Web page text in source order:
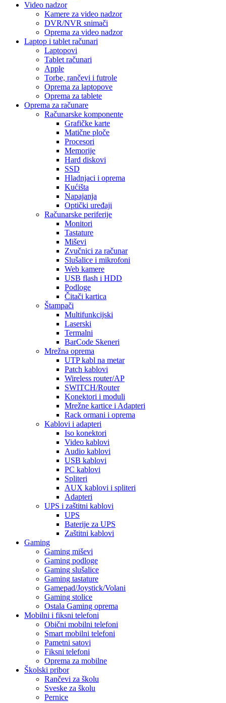
Video nadzor
Kamere za video nadzor
DVR/NVR snimači
Oprema za video nadzor
Laptop i tablet računari
Laptopovi
Tablet računari
Apple
Torbe, rančevi i futrole
Oprema za laptopove
Oprema za tablete
Oprema za računare
Računarske komponente
Grafičke karte
Matične ploče
Procesori
Memorije
Hard diskovi
SSD
Hladnjaci i oprema
Kućišta
Napajanja
Optički uređaji
Računarske periferije
Monitori
Tastature
Miševi
Zvučnici za računar
Slušalice i mikrofoni
Web kamere
USB flash i HDD
Podloge
Čitači kartica
Štampači
Multifunkcijski
Laserski
Termalni
BarCode Skeneri
Mrežna oprema
UTP kabl na metar
Patch kablovi
Wireless router/AP
SWITCH/Router
Konektori i moduli
Mrežne kartice i Adapteri
Rack ormani i oprema
Kablovi i adapteri
Iso konektori
Video kablovi
Audio kablovi
USB kablovi
PC kablovi
Spliteri
AUX kablovi i spliteri
Adapteri
UPS i zaštitni kablovi
UPS
Baterije za UPS
Zaštitni kablovi
Gaming
Gaming miševi
Gaming podloge
Gaming slušalice
Gaming tastature
Gamepad/Joystick/Volani
Gaming stolice
Ostala Gaming oprema
Mobilni i fiksni telefoni
Obični mobilni telefoni
Smart mobilni telefoni
Pametni satovi
Fiksni telefoni
Oprema za mobilne
Školski pribor
Rančevi za školu
Sveske za školu
Pernice